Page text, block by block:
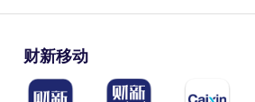
财新移动